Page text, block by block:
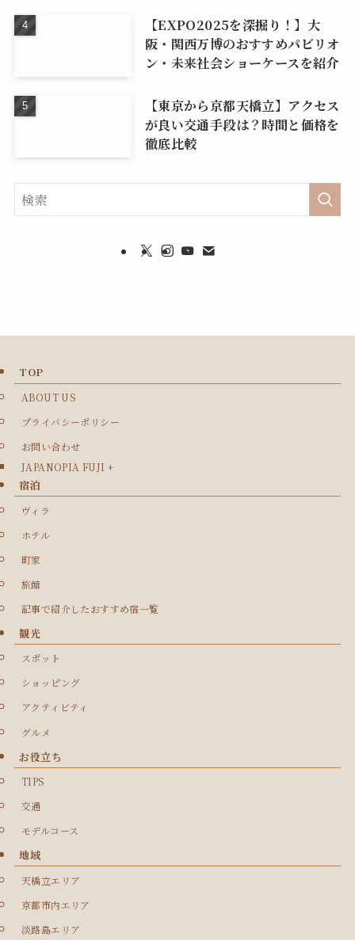
【EXPO2025を深掘り！】大
阪・関西万博のおすすめパビリオ
ン・未来社会ショーケースを紹介
【東京から京都天橋立】アクセス
が良い交通手段は？時間と価格を
徹底比較
TOP
ABOUT US
プライバシーポリシー
お問い合わせ
JAPANOPIA FUJI +
宿泊
ヴィラ
ホテル
町家
旅館
記事で紹介したおすすめ宿一覧
観光
スポット
ショッピング
アクティビティ
グルメ
お役立ち
TIPS
交通
モデルコース
地域
天橋立エリア
京都市内エリア
淡路島エリア